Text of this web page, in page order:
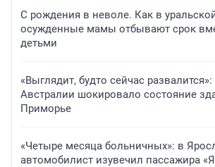
С рождения в неволе. Как в
осужденные мамы отбывают срок
детьми
«Выглядит, будто сейчас
Австралии шокировало состояние
Приморье
«Четыре месяца больничных»: в
автомобилист изувечил пассажира